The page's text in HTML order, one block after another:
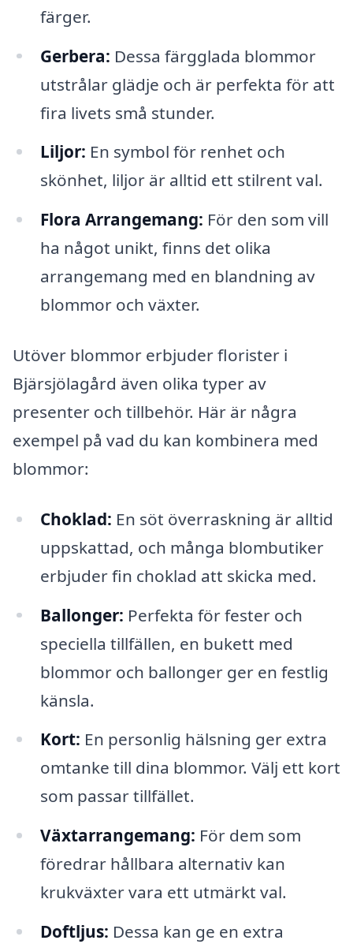
färger.
Gerbera: Dessa färgglada blommor
utstrålar glädje och är perfekta för att
fira livets små stunder.
Liljor: En symbol för renhet och
skönhet, liljor är alltid ett stilrent val.
Flora Arrangemang: För den som vill
ha något unikt, finns det olika
arrangemang med en blandning av
blommor och växter.
Utöver blommor erbjuder florister i
Bjärsjölagård även olika typer av
presenter och tillbehör. Här är några
exempel på vad du kan kombinera med
blommor:
Choklad: En söt överraskning är alltid
uppskattad, och många blombutiker
erbjuder fin choklad att skicka med.
Ballonger: Perfekta för fester och
speciella tillfällen, en bukett med
blommor och ballonger ger en festlig
känsla.
Kort: En personlig hälsning ger extra
omtanke till dina blommor. Välj ett kort
som passar tillfället.
Växtarrangemang: För dem som
föredrar hållbara alternativ kan
krukväxter vara ett utmärkt val.
Doftljus: Dessa kan ge en extra